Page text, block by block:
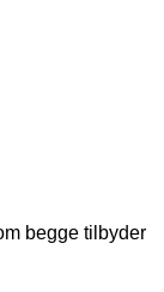
begge tilbyder